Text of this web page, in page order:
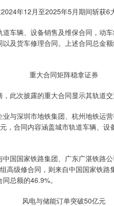
年12月至2025年5月期间斩获6
车辆、设备销售及维保合同，动
及货车修理合同。上述合同总金
重大合同矩阵稳拿证券
此次披露的重大合同显示其轨道
与深圳市地铁集团、杭州地铁运
，合同内容涵盖城市轨道车辆、
国国家铁路集团、广东广湛铁路
高级修合同，则来自中国国家铁
总额的46.9%。
风电与储能订单突破50亿元